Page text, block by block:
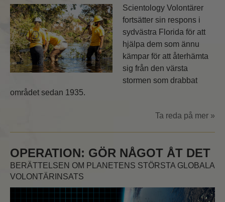
Scientology Volontärer
fortsätter sin respons i
sydvästra Florida för att
hjälpa dem som ännu
kämpar för att återhämta
sig från den värsta
stormen som drabbat
området sedan 1935.
Ta reda på mer »
OPERATION: GÖR NÅGOT ÅT DET
BERÄTTELSEN OM PLANETENS STÖRSTA GLOBALA
VOLONTÄRINSATS